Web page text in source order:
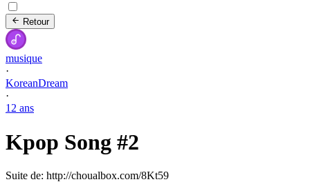
Retour
musique
·
KoreanDream
·
12 ans
Kpop Song #2
Suite de: http://choualbox.com/8Kt59